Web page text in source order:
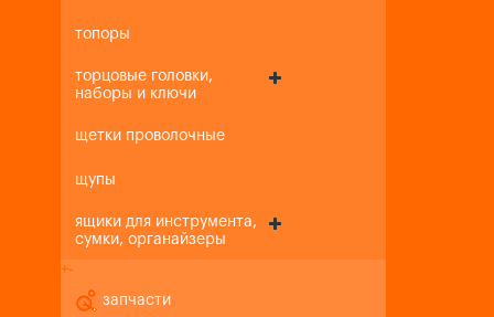
топоры
торцовые головки,
наборы и ключи
щетки проволочные
щупы
ящики для инструмента,
сумки, органайзеры
+-
запчасти